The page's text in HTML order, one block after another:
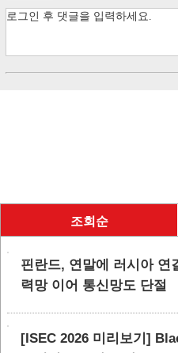
조회순
핀란드, 연말에 러시아 연
력망 이어 통신망도 단절
[ISEC 2026 미리보기]